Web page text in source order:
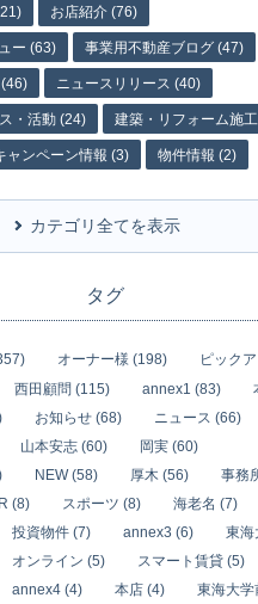
お店紹介 (76)
ー (63) 事業用不動産ブログ (47)
ニュースリリース (40)
・活動 (24) 建築・リフォーム施
ャンペーン情報 (3) 物件情報 (2)
カテゴリ全てを表示
タグ
オーナー様 (198)
ピック
西田顧問 (115) annex1 (83)
お知らせ (68)
ニュース (66)
山本安志 (60)
岡実 (60)
NEW (58) 厚木 (56)
事務
(8) スポーツ (8)
海老名 (7)
投資物件 (7) annex3 (6)
東海
オンライン (5)
スマート賃貸 (5)
annex4 (4) 本店 (4)
東海大